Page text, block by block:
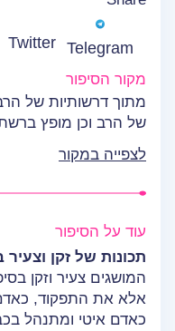
Telegram
Twitter
מקור הסיפור
מתוך דרשותיות של
של הרב וכן מופץ
לצפייה במקור
עוד על הסיפור
תכונות של זקן
המושגים צעיר וזקן
אלא את התפקוד,
כאדם איטי ומתנהל